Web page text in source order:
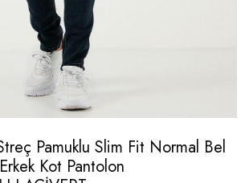
Pamuklu Slim Fit Normal Bel
Kot Pantolon